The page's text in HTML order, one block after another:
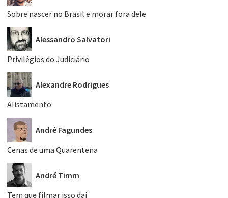
Sobre nascer no Brasil e morar fora dele
Alessandro Salvatori
Privilégios do Judiciário
Alexandre Rodrigues
Alistamento
André Fagundes
Cenas de uma Quarentena
André Timm
Tem que filmar isso daí